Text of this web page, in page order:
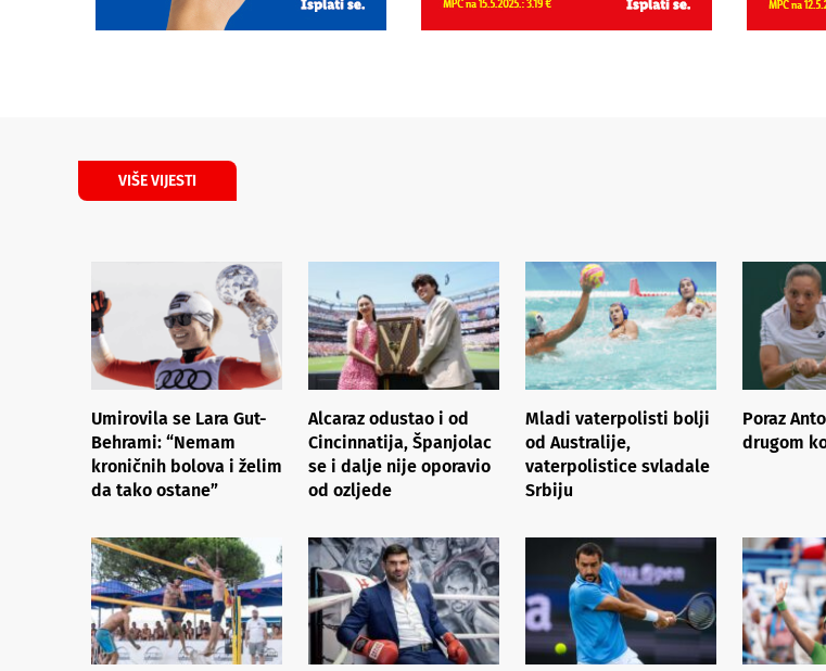
VIŠE VIJESTI
Umirovila se Lara Gut-
Behrami: “Nemam
kroničnih bolova i želim
da tako ostane”
Alcaraz odustao i od
Cincinnatija, Španjolac
se i dalje nije oporavio
od ozljede
Mladi vaterpolisti bolji
od Australije,
vaterpolistice svladale
Srbiju
Poraz
drugom